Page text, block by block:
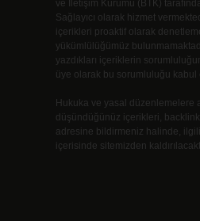
ve İletişim Kurumu (BTK)
Sağlayıcı olarak hizmet
içerikleri proaktif olarak
yükümlülüğümüz
yazdıkları içeriklerin
üye olarak bu sorumluluğu kabul
Hukuka ve yasal düzenlemelere
düşündüğünüz içerikleri,
adresine bildirmeniz halinde,
içerisinde sitemizden